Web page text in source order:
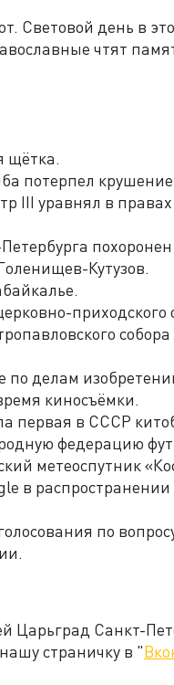
Световой день в
чтят
щётка.
потерпел
III уравнял в
Кутузов.
приходского
по делам
киносъёмки.
первая в СССР
федерацию
метеоспутник
в
по
Царьград Санкт-
страничку в "